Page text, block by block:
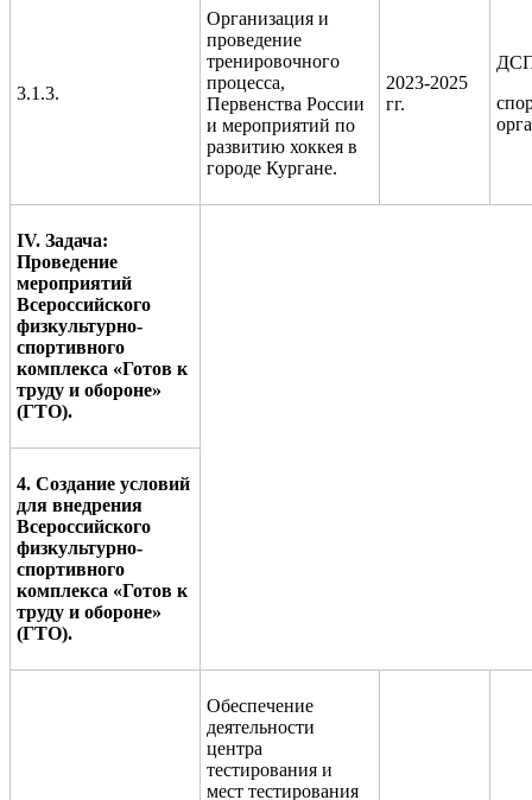
3.1.3.
Организация и
проведение
тренировочного
процесса,
Первенства России
и мероприятий по
развитию хоккея в
городе Кургане.
2023-2025
гг.
IV. Задача:
Проведение
мероприятий
Всероссийского
физкультурно-
спортивного
комплекса «Готов к
труду и обороне»
(ГТО).
4. Создание условий
для внедрения
Всероссийского
физкультурно-
спортивного
комплекса «Готов к
труду и обороне»
(ГТО).
Обеспечение
деятельности
центра
тестирования и
мест тестирования